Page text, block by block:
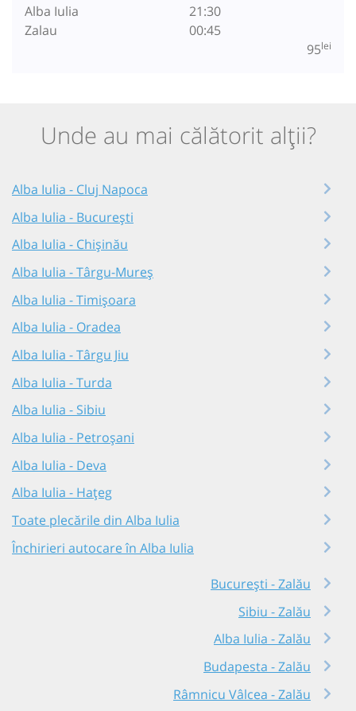
Alba Iulia
Zalau
21:30
00:45
95lei
Unde au mai călătorit alții?
Alba Iulia - Cluj Napoca
Alba Iulia - București
Alba Iulia - Chișinău
Alba Iulia - Târgu-Mureș
Alba Iulia - Timișoara
Alba Iulia - Oradea
Alba Iulia - Târgu Jiu
Alba Iulia - Turda
Alba Iulia - Sibiu
Alba Iulia - Petroșani
Alba Iulia - Deva
Alba Iulia - Hațeg
Toate plecările din Alba Iulia
Închirieri autocare în Alba Iulia
București - Zalău
Sibiu - Zalău
Alba Iulia - Zalău
Budapesta - Zalău
Râmnicu Vâlcea - Zalău